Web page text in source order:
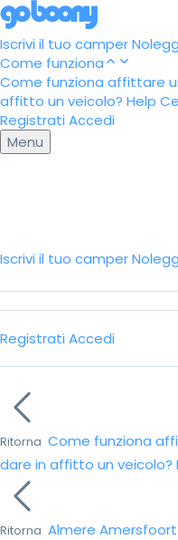
Iscrivi il tuo camper
Come funziona
Come funziona affittare
affitto un veicolo? Help
Registrati Accedi
Menu
Iscrivi il tuo camper
Registrati Accedi
Ritorna Come funziona
dare in affitto un veicolo?
Ritorna Almere Amersfoort